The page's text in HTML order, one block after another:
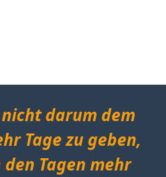
darum dem
Tage zu geben,
Tagen mehr